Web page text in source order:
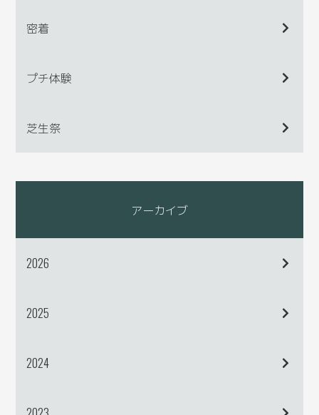
密着
プチ体験
芝生祭
アーカイブ
2026
2025
2024